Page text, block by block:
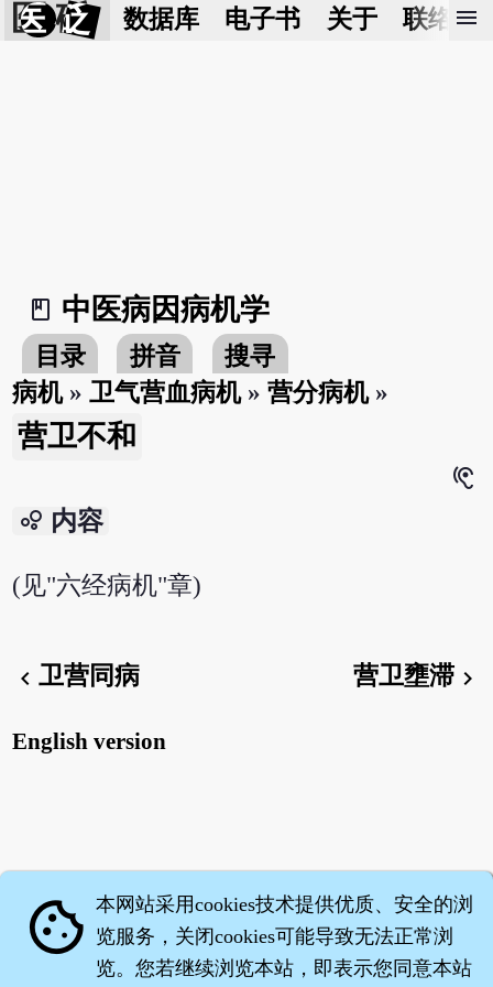
医 砭 数据库 电子书 关于 联络我
menu
book_2
中医病因病机学
目录 拼音
搜寻
病机»卫气营血病机»营分病机»
营卫不和
hearing
bubble_chart 内容
(见"六经病机"章)
chevron_left卫营同病 营卫壅滞chevron_right
English version
cookie 本网站采用cookies技术提供优质、安全的浏
览服务，关闭cookies可能导致无法正常浏
览。您若继续浏览本站，即表示您同意本站